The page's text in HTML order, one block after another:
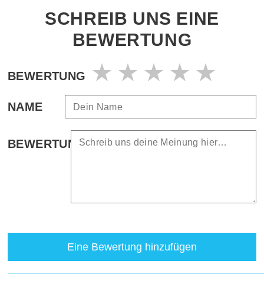
SCHREIB UNS EINE
BEWERTUNG
BEWERTUNG
NAME
BEWERTUNG
Eine Bewertung hinzufügen